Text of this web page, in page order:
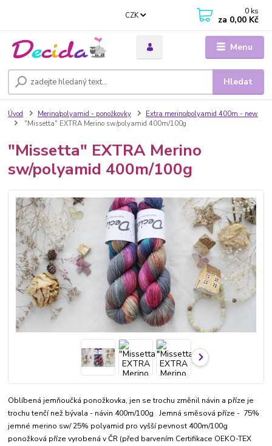
Menu
CZK
Hledat
0 ks
za 0,00 Kč
Úvod Merino/polyamid - ponožkovky
Extra merino/polyamid 400m - new
"Missetta" EXTRA Merino sw/polyamid 400m/100g
"Missetta" EXTRA Merino
sw/polyamid 400m/100g
Oblíbená jemňoučká ponožkovka, jen se trochu změnil návin a příze je
trochu tenčí než bývala - návin 400m/100g Jemná směsová příze - 75%
jemné merino sw/ 25% polyamid pro vyšší pevnost 400m/100g
ponožková příze vyrobená v ČR (před barvením Certifikace OEKO-TEX